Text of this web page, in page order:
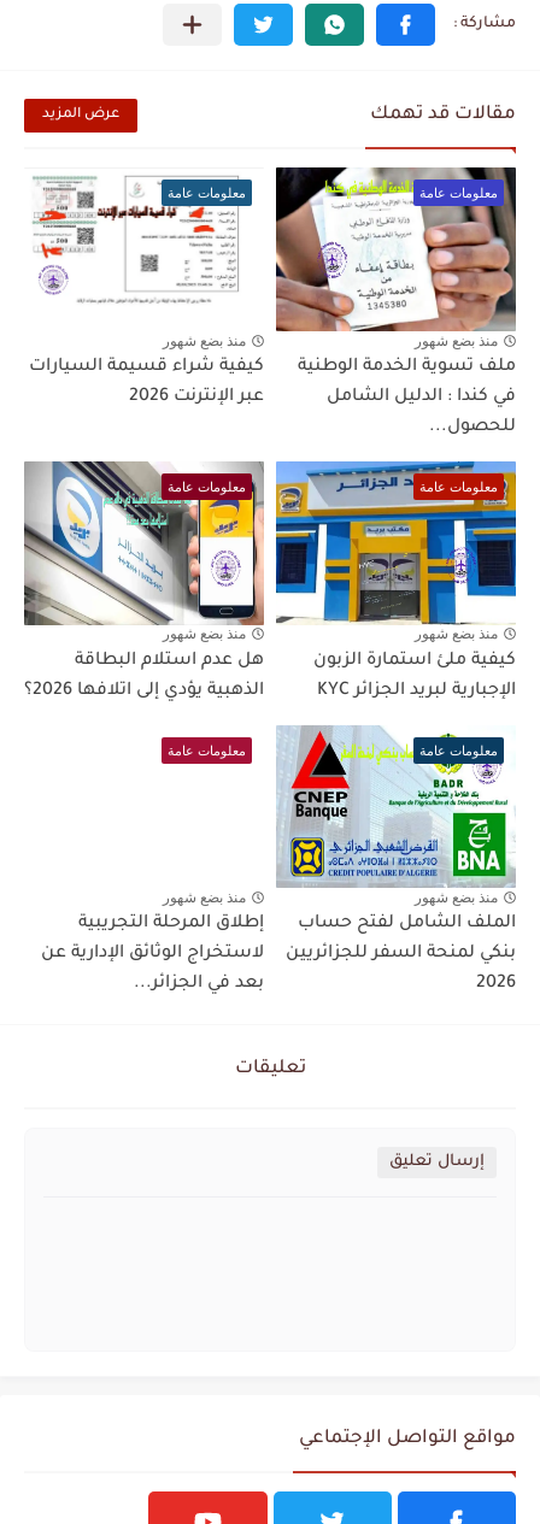
مقالات قد تهمك عرض المزيد
معلومات عامة
منذ بضع شهور
ملف تسوية الخدمة الوطنية
في كندا : الدليل الشامل
للحصول...
معلومات عامة
منذ بضع شهور
كيفية شراء قسيمة السيارات
عبر الإنترنت 2026
معلومات عامة
منذ بضع شهور
كيفية ملئ استمارة الزبون
الإجبارية لبريد الجزائر KYC
معلومات عامة
منذ بضع شهور
هل عدم استلام البطاقة
الذهبية يؤدي إلى اتلافها 2026؟
معلومات عامة
منذ بضع شهور
الملف الشامل لفتح حساب
بنكي لمنحة السفر للجزائريين
2026
معلومات عامة
منذ بضع شهور
إطلاق المرحلة التجريبية
لاستخراج الوثائق الإدارية عن
بعد في الجزائر...
تعليقات
إرسال تعليق
مواقع التواصل الإجتماعي